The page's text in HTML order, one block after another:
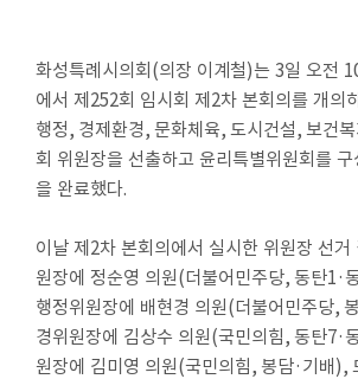
실
참
여
마
정
보
공
개
화성특례시의회(의장 이계철)는3일 오전
에서 제252회 임시회 제2차 본회의를 개의
행정, 경제환경,문화체육,도시건설,보건
회 위원장을 선출하고 윤리특별위원회를
을 완료했다.
이날 제2차 본회의에서 실시한 위원장 선거
원장에 정순영 의원(더불어민주당, 동탄1·
행정위원장에 배현경 의원(더불어민주당,
경위원장에 김상수 의원(국민의힘, 동탄7·
원장에 김미영 의원(국민의힘,봉담·기배),